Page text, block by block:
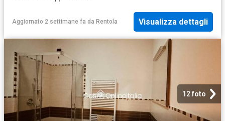
Aggiornato 2 settimane fa da Rentola Visualizza dettagli
12 foto